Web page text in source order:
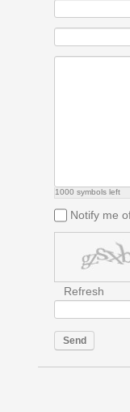
1000 symbols left
Notify me
Refresh
Send